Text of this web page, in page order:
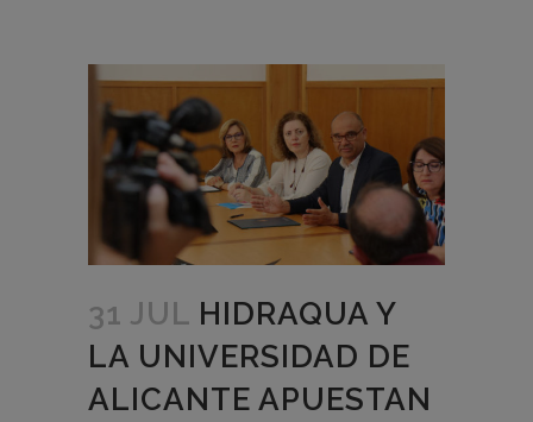
31 JUL HIDRAQUA Y
LA UNIVERSIDAD DE
ALICANTE APUESTAN